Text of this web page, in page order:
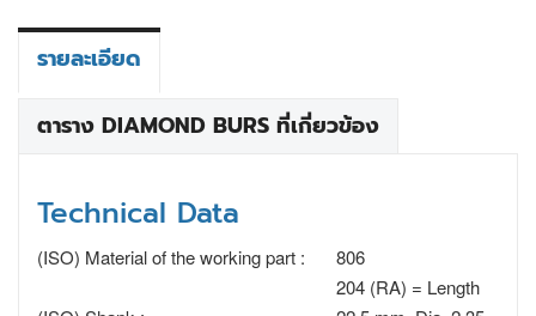
รายละเอียด
ตาราง DIAMOND BURS ที่เกี่ยวข้อง
Technical Data
(ISO) Material of the working part : 806
204 (RA) = Length